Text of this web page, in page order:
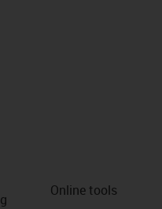
Online tools